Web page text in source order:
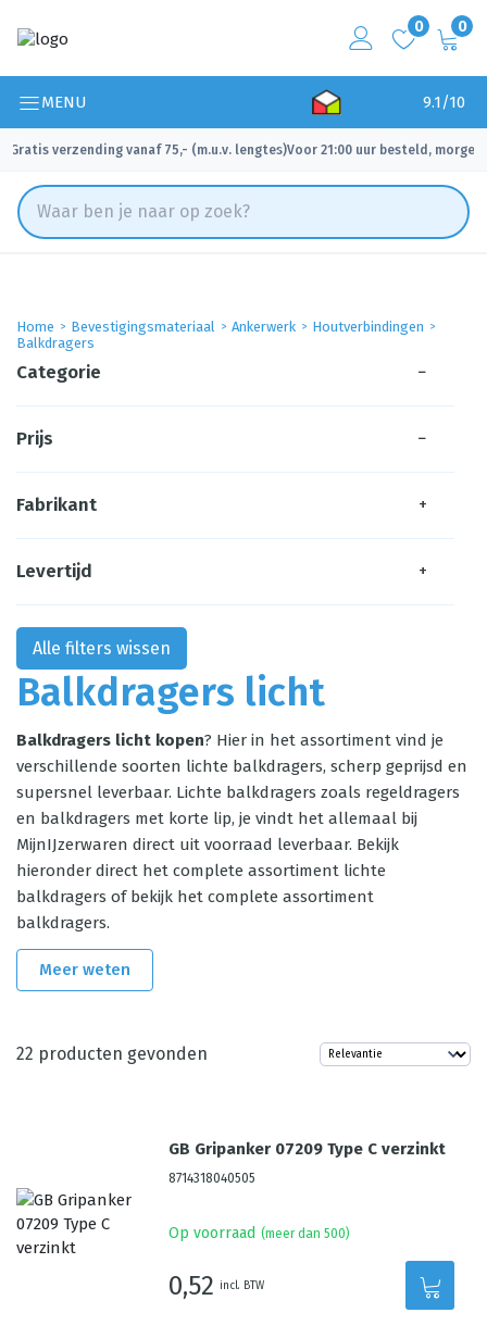
0 0
MENU 9.1/10
Gratis verzending vanaf 75,- (m.u.v. lengtes)
✓ Voor 21:00 uur besteld, morgen
Home Bevestigingsmateriaal Ankerwerk
Houtverbindingen
Balkdragers
Balkdragers licht
Balkdragers licht kopen? Hier in het assortiment vind je
verschillende soorten lichte balkdragers, scherp geprijsd en
supersnel leverbaar. Lichte balkdragers zoals regeldragers
en balkdragers met korte lip, je vindt het allemaal bij
MijnIJzerwaren direct uit voorraad leverbaar. Bekijk
hieronder direct het complete assortiment lichte
balkdragers of bekijk het complete assortiment
balkdragers.
Meer weten
22 producten gevonden
GB Gripanker 07209 Type C verzinkt
8714318040505
Op voorraad (meer dan 500)
0,52 incl. BTW
Categorie −
Prijs −
Fabrikant +
Levertijd +
Alle filters wissen